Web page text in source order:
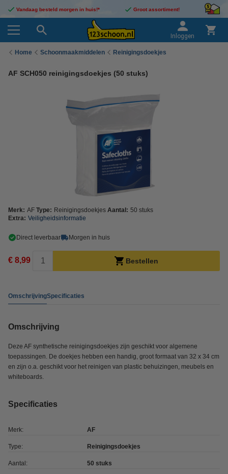
Vandaag besteld morgen in huis!* Groot assortiment!
Inloggen
Home Schoonmaakmiddelen Reinigingsdoekjes
AF SCH050 reinigingsdoekjes (50 stuks)
Merk: AF Type: Reinigingsdoekjes Aantal: 50 stuks
Extra: Veiligheidsinformatie
Direct leverbaar Morgen in huis
€ 8,99 Bestellen
OmschrijvingSpecificaties
Omschrijving
Deze AF synthetische reinigingsdoekjes zijn geschikt voor algemene
toepassingen. De doekjes hebben een handig, groot formaat van 32 x 34 cm
en zijn o.a. geschikt voor het reinigen van plastic behuizingen, meubels en
whiteboards.
Specificaties
Merk: AF
Type: Reinigingsdoekjes
Aantal: 50 stuks